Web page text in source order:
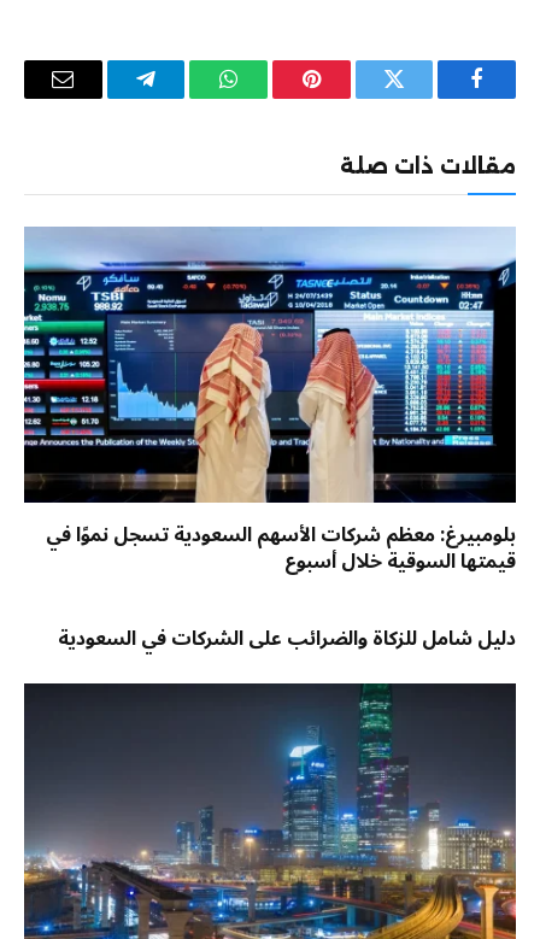
فيسبوك تويتر بينتيريستواتساب تيلقرام
البريد
مقالات ذات صلة
بلومبيرغ: معظم شركات الأسهم السعودية تسجل نموًا في
قيمتها السوقية خلال أسبوع
دليل شامل للزكاة والضرائب على الشركات في السعودية